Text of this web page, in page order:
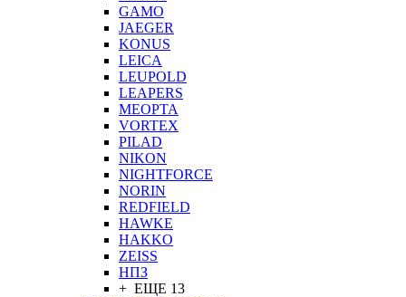
GAMO
JAEGER
KONUS
LEICA
LEUPOLD
LEAPERS
MEOPTA
VORTEX
PILAD
NIKON
NIGHTFORCE
NORIN
REDFIELD
HAWKE
HAKKO
ZEISS
НПЗ
+ ЕЩЕ 13